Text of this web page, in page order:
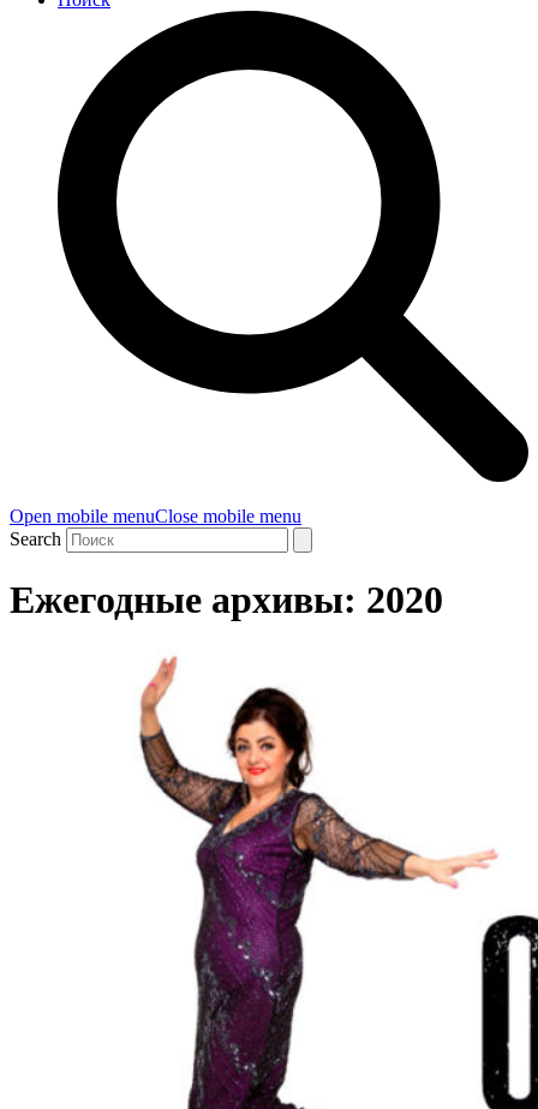
Open mobile menuClose mobile menu
Search
Ежегодные архивы: 2020